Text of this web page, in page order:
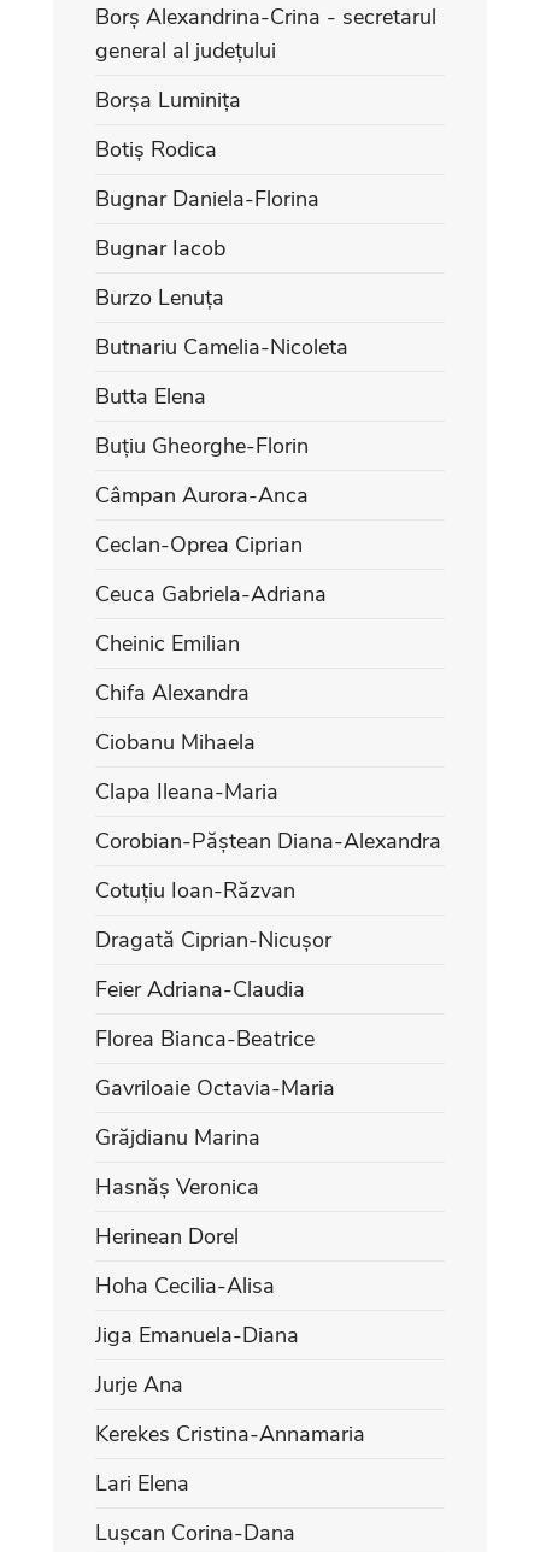
Borș Alexandrina-Crina - secretarul
general al județului
Borșa Luminița
Botiș Rodica
Bugnar Daniela-Florina
Bugnar Iacob
Burzo Lenuța
Butnariu Camelia-Nicoleta
Butta Elena
Buțiu Gheorghe-Florin
Câmpan Aurora-Anca
Ceclan-Oprea Ciprian
Ceuca Gabriela-Adriana
Cheinic Emilian
Chifa Alexandra
Ciobanu Mihaela
Clapa Ileana-Maria
Corobian-Păștean Diana-Alexandra
Cotuțiu Ioan-Răzvan
Dragată Ciprian-Nicușor
Feier Adriana-Claudia
Florea Bianca-Beatrice
Gavriloaie Octavia-Maria
Grăjdianu Marina
Hasnăș Veronica
Herinean Dorel
Hoha Cecilia-Alisa
Jiga Emanuela-Diana
Jurje Ana
Kerekes Cristina-Annamaria
Lari Elena
Lușcan Corina-Dana